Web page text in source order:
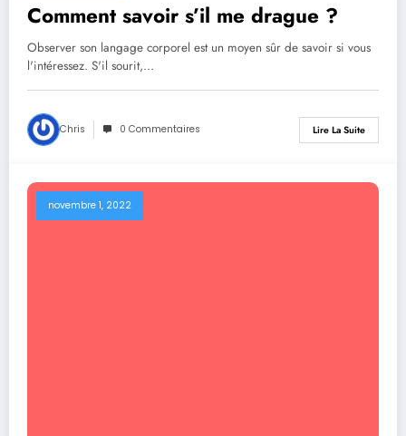
Comment savoir s’il me drague ?
Observer son langage corporel est un moyen sûr de savoir si vous
l'intéressez. S'il sourit,…
Chris 0 Commentaires Lire La Suite
novembre 1, 2022